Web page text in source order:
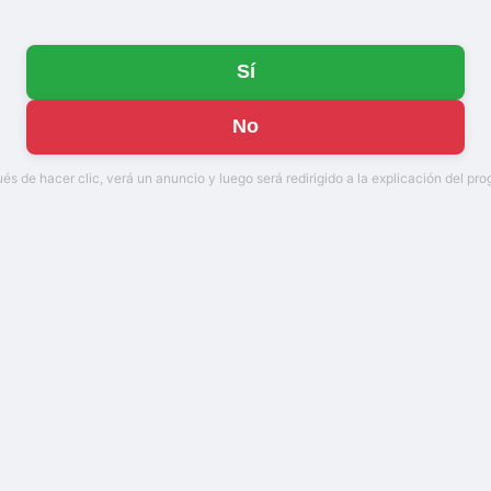
Sí
No
de hacer clic, verá un anuncio y luego será redirigido a la explicación del